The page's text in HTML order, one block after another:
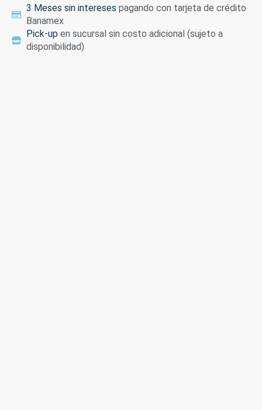
3 Meses sin intereses pagando con tarjeta de crédito
Banamex
Pick-up en sucursal sin costo adicional (sujeto a
disponibilidad)